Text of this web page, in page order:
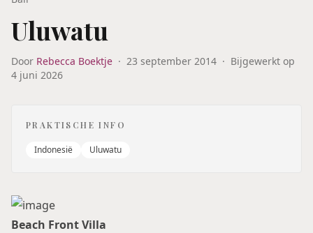
Uluwatu
Door Rebecca Boektje · 23 september 2014 · Bijgewerkt op
4 juni 2026
PRAKTISCHE INFO
Indonesië Uluwatu
Beach Front Villa